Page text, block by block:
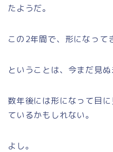
たようだ。
この2年間で、形になって
ということは、今まだ見ぬ
数年後には形になって目
ているかもしれない。
よし。